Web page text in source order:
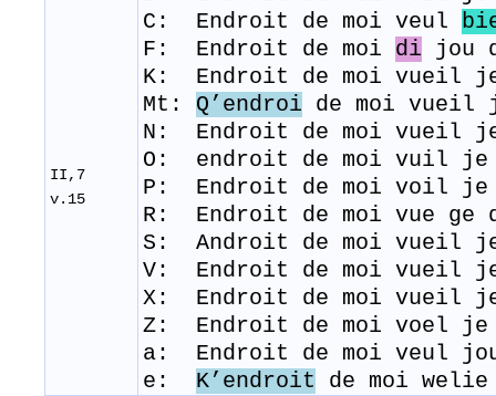
II,7
v.15
C: Endroit de moi veul
F: Endroit de moi di jou
K: Endroit de moi vueil
Mt: Q’endroi de moi vueil
N: Endroit de moi vueil
O: endroit de moi vuil je
P: Endroit de moi voil je
R: ​ Endroit de moi vue ge
S: Androit de moi vueil
V: Endroit de moi vueil
X: Endroit de moi vueil
Z: Endroit de moi voel
a: Endroit de moi veul
e: K’endroit de moi